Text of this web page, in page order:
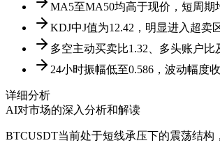
MA5至MA50均高于现价，短周
KDJ中J值为12.42，明显进入超卖
多空主动买卖比1.32、多头账户
24小时振幅低至0.586，波动幅度
详细分析
AI对市场的深入分析和解读
BTCUSDT当前处于短线承压下的震荡结